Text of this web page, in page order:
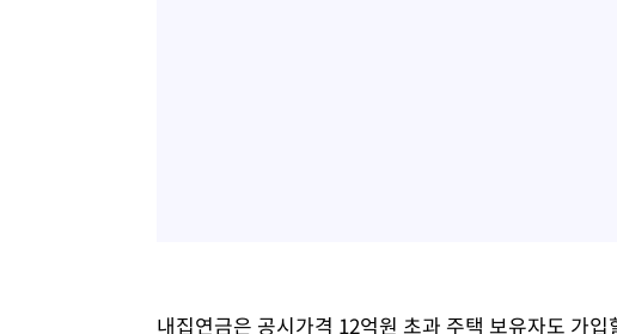
내집연금은 공시가격 12억원 초과 주택 보유자도 가